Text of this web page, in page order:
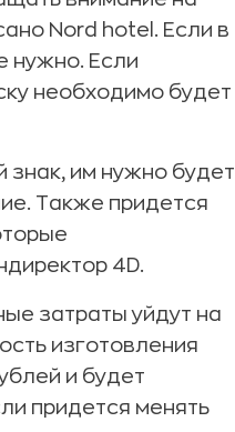
Nord hotel. Если в
нужно. Если
необходимо будет
знак, им нужно будет
Также придется
4D.
затраты уйдут на
изготовления
и будет
придется менять